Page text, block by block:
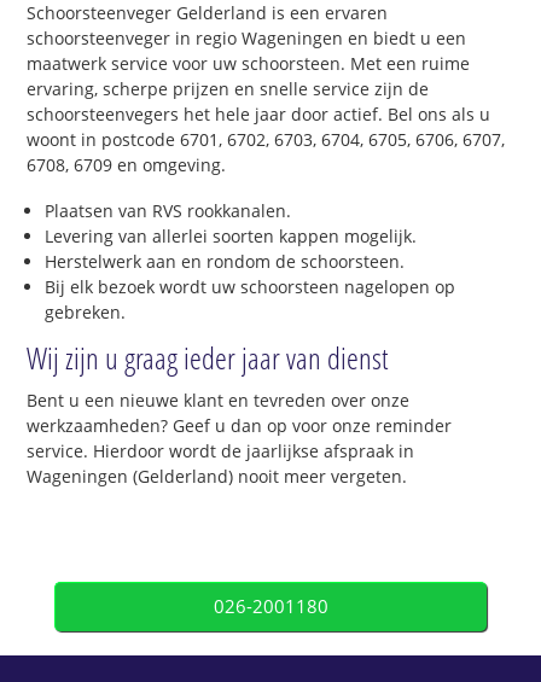
Schoorsteenveger Gelderland is een ervaren
schoorsteenveger in regio Wageningen en biedt u een
maatwerk service voor uw schoorsteen. Met een ruime
ervaring, scherpe prijzen en snelle service zijn de
schoorsteenvegers het hele jaar door actief. Bel ons als u
woont in postcode 6701, 6702, 6703, 6704, 6705, 6706, 6707,
6708, 6709 en omgeving.
Plaatsen van RVS rookkanalen.
Levering van allerlei soorten kappen mogelijk.
Herstelwerk aan en rondom de schoorsteen.
Bij elk bezoek wordt uw schoorsteen nagelopen op
gebreken.
Wij zijn u graag ieder jaar van dienst
Bent u een nieuwe klant en tevreden over onze
werkzaamheden? Geef u dan op voor onze reminder
service. Hierdoor wordt de jaarlijkse afspraak in
Wageningen (Gelderland) nooit meer vergeten.
026-2001180